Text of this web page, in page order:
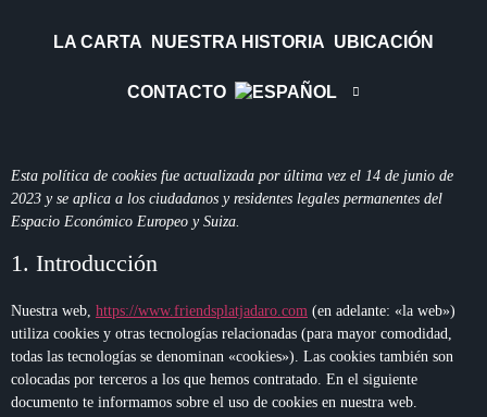
LA CARTA NUESTRA HISTORIA UBICACIÓN
CONTACTO
Esta política de cookies fue actualizada por última vez el 14 de junio de
2023 y se aplica a los ciudadanos y residentes legales permanentes del
Espacio Económico Europeo y Suiza.
1. Introducción
Nuestra web, https://www.friendsplatjadaro.com (en adelante: «la web»)
utiliza cookies y otras tecnologías relacionadas (para mayor comodidad,
todas las tecnologías se denominan «cookies»). Las cookies también son
colocadas por terceros a los que hemos contratado. En el siguiente
documento te informamos sobre el uso de cookies en nuestra web.